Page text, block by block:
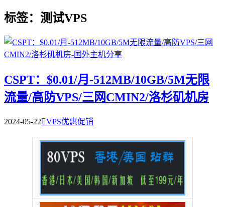
标签：测试VPS
CSPT：$0.01/月-512MB/10GB/5M无限
流量/高防VPS/三网CMIN2/洛杉矶机房
2024-05-22VPS优惠促销